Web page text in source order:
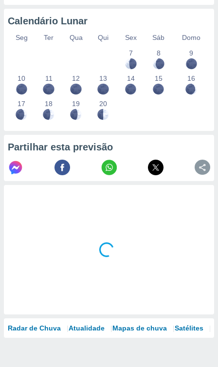
estudos
Calendário Lunar
Seg Ter Qua Qui Sex Sáb
Domo
7
8 9
10 11 12 13 14 15 16
17 18 19 20
Partilhar esta previsão
Radar de Chuva Atualidade Mapas de chuva Satélites